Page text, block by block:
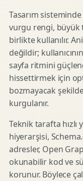
Tasarım
vurgu rengi,
birlikte kullanılır.
değildir;
sayfa ritmini
hissettirmek için
bozmayacak
kurgulanır.
Teknik tarafta hızlı
hiyerarşisi,
adresler, Open
okunabilir kod ve
korunur. Böylece